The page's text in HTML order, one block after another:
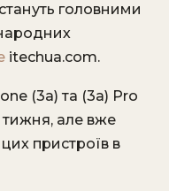
головними
itechua.com.
(3a) та (3a) Pro
тижня, але вже
пристроїв в